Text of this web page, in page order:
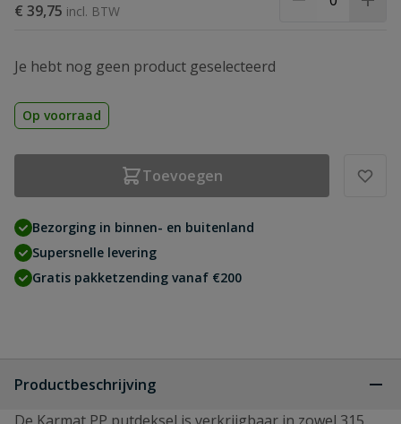
€ 39,75
Je hebt nog geen product geselecteerd
Op voorraad
Toevoegen
Bezorging in binnen- en buitenland
Supersnelle levering
Gratis pakketzending vanaf €200
Productbeschrijving